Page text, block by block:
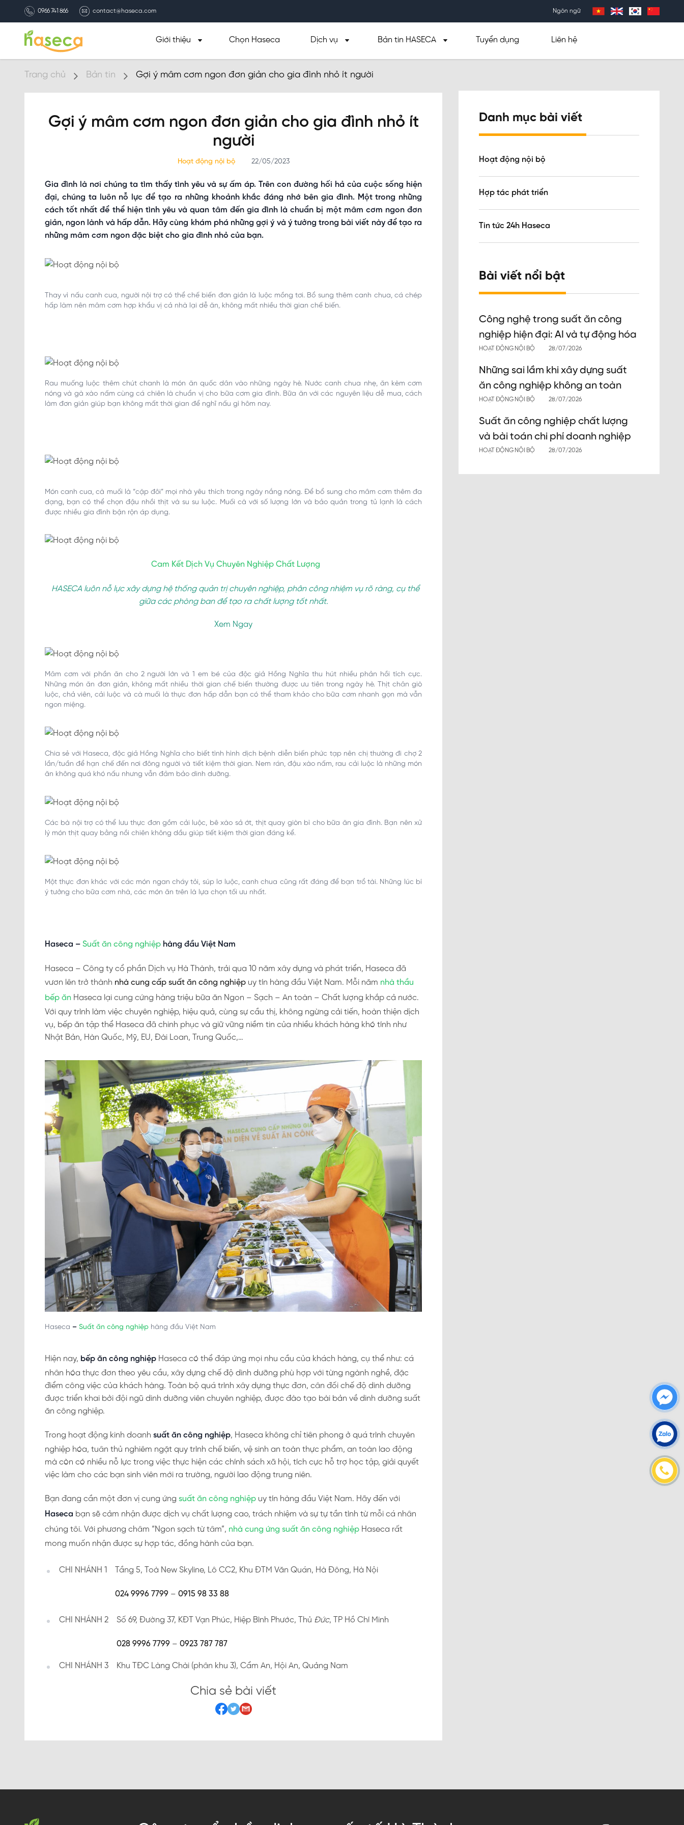
0966 741 866 contact@haseca.com Ngôn ngữ
Giới thiệu Chọn Haseca Dịch vụ Bản tin HASECA Tuyển dụng Liên hệ
Trang chủ Bản tin Gợi ý mâm cơm ngon đơn giản cho gia đình nhỏ ít người
Gợi ý mâm cơm ngon đơn giản cho gia đình nhỏ ít
người
Hoạt động nội bộ 22/05/2023
Gia đình là nơi chúng ta tìm thấy tình yêu và sự ấm áp. Trên con đường hối hả của cuộc sống hiện
đại, chúng ta luôn nỗ lực để tạo ra những khoảnh khắc đáng nhớ bên gia đình. Một trong những
cách tốt nhất để thể hiện tình yêu và quan tâm đến gia đình là chuẩn bị một mâm cơm ngon đơn
giản, ngon lành và hấp dẫn. Hãy cùng khám phá những gợi ý và ý tưởng trong bài viết này để tạo ra
những mâm cơm ngon đặc biệt cho gia đình nhỏ của bạn.
Thay vì nấu canh cua, người nội trợ có thể chế biến đơn giản là luộc mồng tơi. Bổ sung thêm canh chua, cá chép
hấp làm nên mâm cơm hợp khẩu vị cả nhà lại dễ ăn, không mất nhiều thời gian chế biến.
Rau muống luộc thêm chút chanh là món ăn quốc dân vào những ngày hè. Nước canh chua nhẹ, ăn kèm cơm
nóng và gà xào nấm cùng cá chiên là chuẩn vị cho bữa cơm gia đình. Bữa ăn với các nguyên liệu dễ mua, cách
làm đơn giản giúp bạn không mất thời gian để nghĩ nấu gì hôm nay.
Món canh cua, cà muối là “cặp đôi” mọi nhà yêu thích trong ngày nắng nóng. Để bổ sung cho mâm cơm thêm đa
dạng, bạn có thể chọn đậu nhồi thịt và su su luộc. Muối cà với số lượng lớn và bảo quản trong tủ lạnh là cách
được nhiều gia đình bận rộn áp dụng.
Cam Kết Dịch Vụ Chuyên Nghiệp Chất Lượng
HASECA luôn nỗ lực xây dựng hệ thống quản trị chuyên nghiệp, phân công nhiệm vụ rõ ràng, cụ thể
giữa các phòng ban để tạo ra chất lượng tốt nhất.
Xem Ngay
Mâm cơm với phần ăn cho 2 người lớn và 1 em bé của độc giả Hồng Nghĩa thu hút nhiều phản hồi tích cực.
Những món ăn đơn giản, không mất nhiều thời gian chế biến thường được ưu tiên trong ngày hè. Thịt chân giò
luộc, chả viên, cải luộc và cà muối là thực đơn hấp dẫn bạn có thể tham khảo cho bữa cơm nhanh gọn mà vẫn
ngon miệng.
Chia sẻ với Haseca, độc giả Hồng Nghĩa cho biết tình hình dịch bệnh diễn biến phức tạp nên chị thường đi chợ 2
lần/tuần để hạn chế đến nơi đông người và tiết kiệm thời gian. Nem rán, đậu xào nấm, rau cải luộc là những món
ăn không quá khó nấu nhưng vẫn đảm bảo dinh dưỡng.
Các bà nội trợ có thể lưu thực đơn gồm cải luộc, bê xào sả ớt, thịt quay giòn bì cho bữa ăn gia đình. Bạn nên xử
lý món thịt quay bằng nồi chiên không dầu giúp tiết kiệm thời gian đáng kể.
Một thực đơn khác với các món ngan cháy tỏi, súp lơ luộc, canh chua cũng rất đáng để bạn trổ tài. Những lúc bí
ý tưởng cho bữa cơm nhà, các món ăn trên là lựa chọn tối ưu nhất.
Haseca – Suất ăn công nghiệp hàng đầu Việt Nam
Haseca – Công ty cổ phần Dịch vụ Hà Thành, trải qua 10 năm xây dựng và phát triển, Haseca đã
vươn lên trở thành nhà cung cấp suất ăn công nghiệp uy tín hàng đầu Việt Nam. Mỗi năm nhà thầu
bếp ăn Haseca lại cung cứng hàng triệu bữa ăn Ngon – Sạch – An toàn – Chất lượng khắp cả nước.
Với quy trình làm việc chuyên nghiệp, hiệu quả, cùng sự cầu thị, không ngừng cải tiến, hoàn thiện dịch
vụ, bếp ăn tập thể Haseca đã chinh phục và giữ vững niềm tin của nhiều khách hàng khó tính như
Nhật Bản, Hàn Quốc, Mỹ, EU, Đài Loan, Trung Quốc,…
Haseca – Suất ăn công nghiệp hàng đầu Việt Nam
Hiện nay, bếp ăn công nghiệp Haseca có thể đáp ứng mọi nhu cầu của khách hàng, cụ thể như: cá
nhân hóa thực đơn theo yêu cầu, xây dựng chế độ dinh dưỡng phù hợp với từng ngành nghề, đặc
điểm công việc của khách hàng. Toàn bộ quá trình xây dựng thực đơn, cân đối chế độ dinh dưỡng
được triển khai bởi đội ngũ dinh dưỡng viên chuyên nghiệp, được đào tạo bài bản về dinh dưỡng suất
ăn công nghiệp.
Trong hoạt động kinh doanh suất ăn công nghiệp, Haseca không chỉ tiên phong ở quá trình chuyên
nghiệp hóa, tuân thủ nghiêm ngặt quy trình chế biến, vệ sinh an toàn thực phẩm, an toàn lao động
mà còn có nhiều nỗ lực trong việc thực hiện các chính sách xã hội, tích cực hỗ trợ học tập, giải quyết
việc làm cho các bạn sinh viên mới ra trường, người lao động trung niên.
Bạn đang cần một đơn vị cung ứng suất ăn công nghiệp uy tín hàng đầu Việt Nam. Hãy đến với
Haseca bạn sẽ cảm nhận được dịch vụ chất lượng cao, trách nhiệm và sự tự tần tình từ mỗi cá nhân
chúng tôi. Với phương châm “Ngon sạch từ tâm”, nhà cung ứng suất ăn công nghiệp Haseca rất
mong muốn nhận được sự hợp tác, đồng hành của bạn.
CHI NHÁNH 1 Tầng 5, Toà New Skyline, Lô CC2, Khu ĐTM Văn Quán, Hà Đông, Hà Nội
024 9996 7799 – 0915 98 33 88
CHI NHÁNH 2 Số 69, Đường 37, KĐT Vạn Phúc, Hiệp Bình Phước, Thủ Đức, TP Hồ Chí Minh
028 9996 7799 – 0923 787 787
CHI NHÁNH 3 Khu TĐC Làng Chài (phân khu 3), Cẩm An, Hội An, Quảng Nam
Chia sẻ bài viết
Danh mục bài viết
Hoạt động nội bộ
Hợp tác phát triển
Tin tức 24h Haseca
Bài viết nổi bật
Công nghệ trong suất ăn công
nghiệp hiện đại: AI và tự động hóa
HOẠT ĐỘNG NỘI BỘ 28/07/2026
Những sai lầm khi xây dựng suất
ăn công nghiệp không an toàn
HOẠT ĐỘNG NỘI BỘ 28/07/2026
Suất ăn công nghiệp chất lượng
và bài toán chi phí doanh nghiệp
HOẠT ĐỘNG NỘI BỘ 28/07/2026